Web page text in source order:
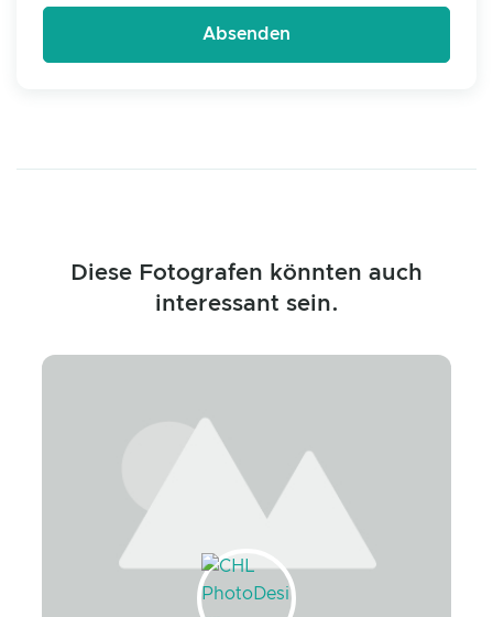
Diese Fotografen könnten auch
interessant sein.